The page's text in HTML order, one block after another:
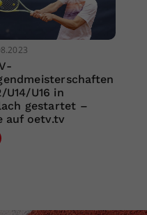
U14/U16 in
gestartet –
auf oetv.tv